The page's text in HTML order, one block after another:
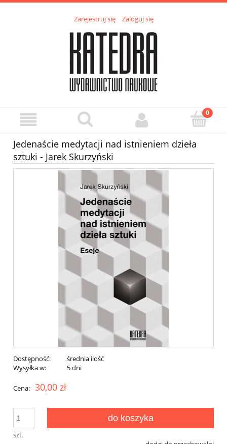
Zarejestruj się Zaloguj się
Jedenaście medytacji nad istnieniem dzieła
sztuki - Jarek Skurzyński
Dostępność:
średnia ilość
Wysyłka w:
5 dni
Cena: 30,00 zł
szt.
do koszyka